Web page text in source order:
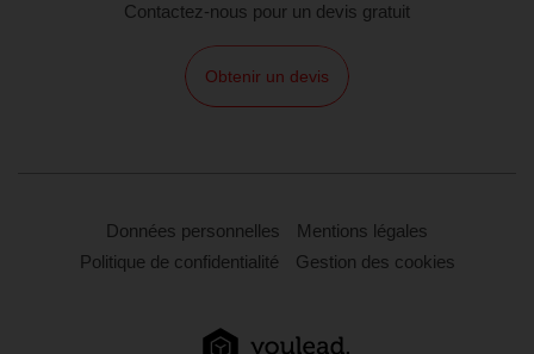
Contactez-nous pour un devis gratuit
Obtenir un devis
Données personnelles
Mentions légales
Politique de confidentialité
Gestion des cookies